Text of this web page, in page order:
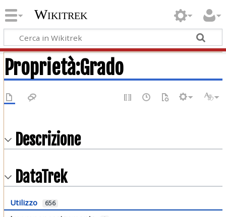
Wikitrek
Proprietà:Grado
Descrizione
DataTrek
Utilizzo 656